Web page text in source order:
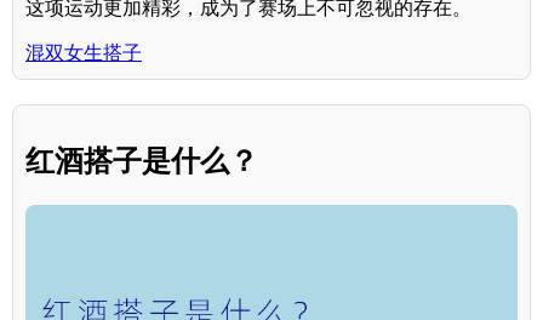
这项运动更加精彩，成为了赛场上不可忽视的存在。
混双女生搭子
红酒搭子是什么？